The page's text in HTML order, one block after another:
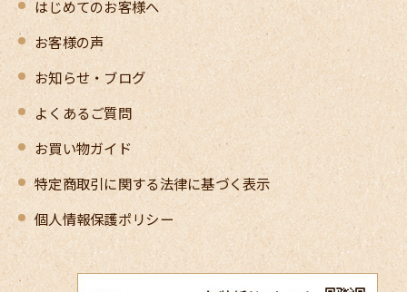
はじめてのお客様へ
お客様の声
お知らせ・ブログ
よくあるご質問
お買い物ガイド
特定商取引に関する法律に基づく表示
個人情報保護ポリシー